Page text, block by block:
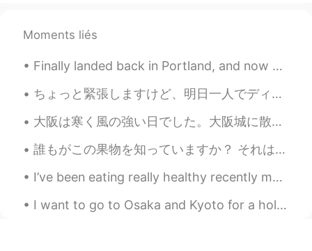
JP EN
I want to join
Robert 2019.05.15 15:17
I want to jion
Sandy Xie 2019.05.15 15:16
CN繁 EN
i want to join
Moments liés
Finally landed back in Portland, and now home. I'm exausted after a day of flying and ready to go...
ちょっと緊張しますけど、明日一人でディズニー・シーに行くことにします！🏰🌋 いっぱい写真を撮りたいので、多分アトラクションを乗らないかもしれない。🎢 寂しくならないように、長い時で並べない方が良...
大阪は寒く風の強い日でした。大阪城に散歩しました。朝食後の良い運動でした。そして、でんでんタウンにアニメの商品を探しました。大阪で私の一番好きな場所かもしれません。🥰 その後は、新世界に行きま...
誰もがこの果物を知っていますか？ それは私が今まで所有した中で最も臭いものです。 電車の中で持ち帰る必要があり、他の人にも匂いがするのではないかと心配でした。 幸い、みんながマスクをしていて、最...
I’ve been eating really healthy recently maybe I should learn to cook more recipes now. ☺️ 🥑 Hav...
I want to go to Osaka and Kyoto for a holiday next year. I want to stay in a Ryokan! I think it i...